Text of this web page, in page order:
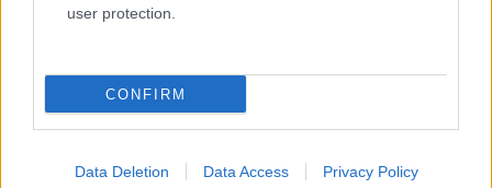
user protection.
CONFIRM
Data Deletion Data Access Privacy Policy
Η ίδια αρνείται τις κατηγορίες - Για δεύτερο